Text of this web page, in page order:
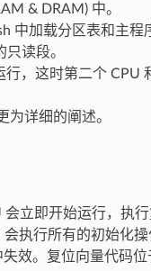
& DRAM) 中。
中加载分区表和主
读段。
，这时第二个 CPU
为详细的阐述。
会立即开始运行，执
会执行所有的初始化
失效。复位向量代码位